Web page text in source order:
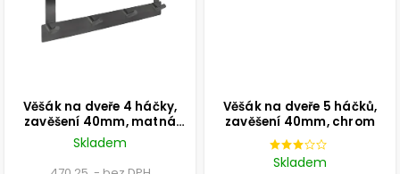
Věšák na dveře 4 háčky,
zavěšení 40mm, matná
černá
Skladem
Věšák na dveře 5 háčků,
zavěšení 40mm, chrom
Skladem